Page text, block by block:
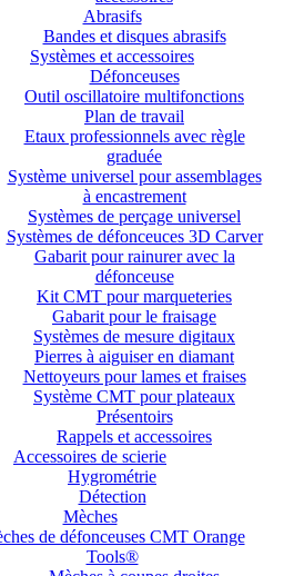
Abrasifs
Bandes et disques abrasifs
Systèmes et accessoires
Défonceuses
Outil oscillatoire multifonctions
Plan de travail
Etaux professionnels avec règle
graduée
Système universel pour assemblages
à encastrement
Systèmes de perçage universel
Systèmes de défonceuces 3D Carver
Gabarit pour rainurer avec la
défonceuse
Kit CMT pour marqueteries
Gabarit pour le fraisage
Systèmes de mesure digitaux
Pierres à aiguiser en diamant
Nettoyeurs pour lames et fraises
Système CMT pour plateaux
Présentoirs
Rappels et accessoires
Accessoires de scierie
Hygrométrie
Détection
Mèches
de défonceuses CMT Orange
Tools®